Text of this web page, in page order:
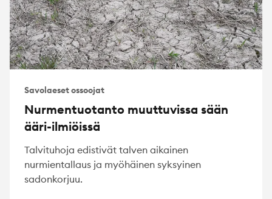
Savolaeset ossoojat
Nurmentuotanto muuttuvissa sään
ääri-ilmiöissä
Talvituhoja edistivät talven aikainen
nurmientallaus ja myöhäinen syksyinen
sadonkorjuu.